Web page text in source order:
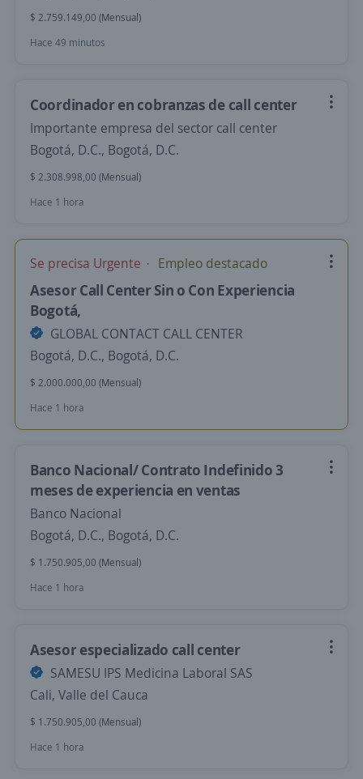
$ 2.759.149,00 (Mensual)
Hace 49 minutos
Coordinador en cobranzas de call center
Importante empresa del sector call center
Bogotá, D.C., Bogotá, D.C.
$ 2.308.998,00 (Mensual)
Hace 1 hora
Se precisa Urgente Empleo destacado
Asesor Call Center Sin o Con Experiencia
Bogotá,
GLOBAL CONTACT CALL CENTER
Bogotá, D.C., Bogotá, D.C.
$ 2.000.000,00 (Mensual)
Hace 1 hora
Banco Nacional/ Contrato Indefinido 3
meses de experiencia en ventas
Banco Nacional
Bogotá, D.C., Bogotá, D.C.
$ 1.750.905,00 (Mensual)
Hace 1 hora
Asesor especializado call center
SAMESU IPS Medicina Laboral SAS
Cali, Valle del Cauca
$ 1.750.905,00 (Mensual)
Hace 1 hora